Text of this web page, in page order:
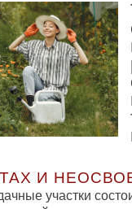
И
участки